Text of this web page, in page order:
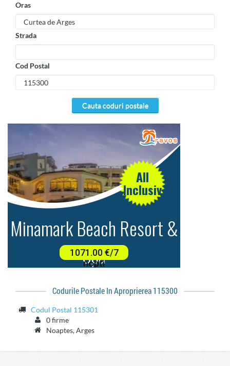
Oras
Strada
Cod Postal
cauta coduri postale
Codurile Postale In Aproprierea 115300
Codul Postal 115301
0 firme
Noaptes, Arges